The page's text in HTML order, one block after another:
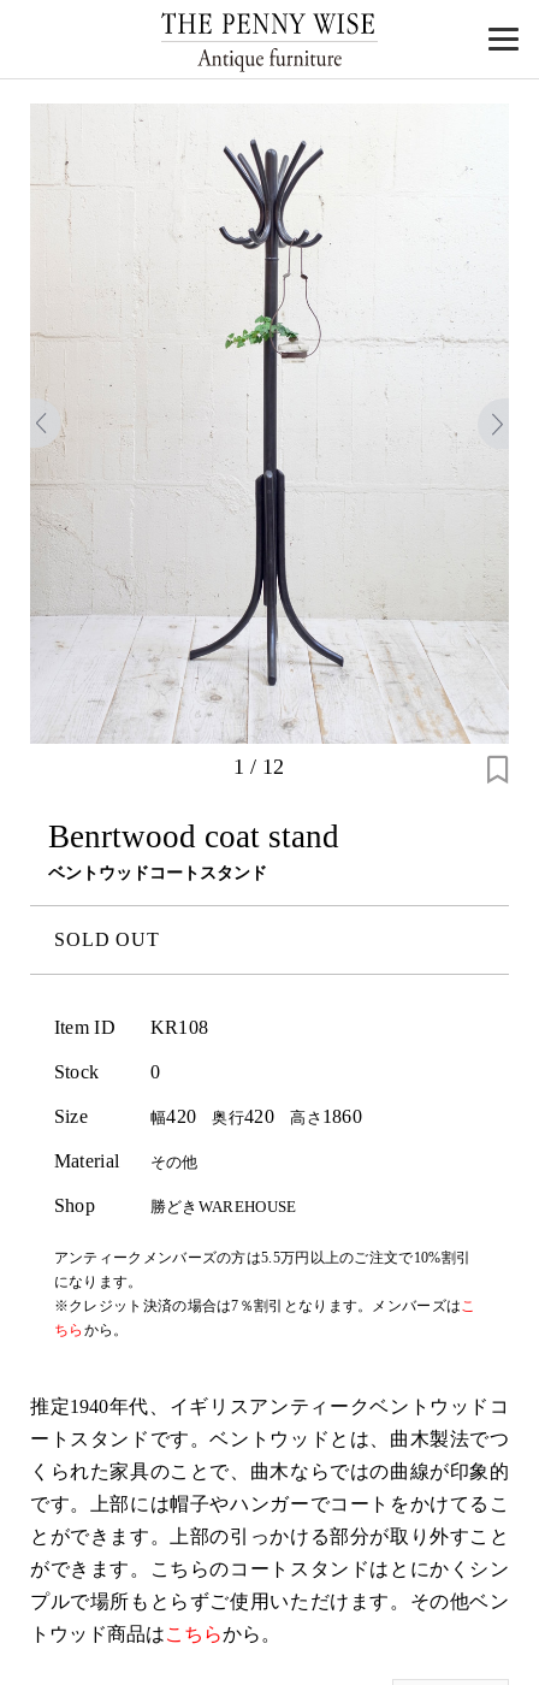
1 / 12
Benrtwood coat stand
ベントウッドコートスタンド
SOLD OUT
Item ID KR108
Stock 0
Size 幅420 奥行420高さ 1860
Material その他
Shop 勝どきWAREHOUSE
アンティークメンバーズの方は5.5万円以上のご注文で10%割引
になります。
※クレジット決済の場合は7％割引となります。メンバーズはこ
ちら から。
推定1940年代、イギリスアンティークベントウッドコ
ートスタンドです。ベントウッドとは、曲木製法でつ
くられた家具のことで、曲木ならではの曲線が印象的
です。上部には帽子やハンガーでコートをかけてるこ
とができます。上部の引っかける部分が取り外すこと
ができます。こちらのコートスタンドはとにかくシン
プルで場所もとらずご使用いただけます。その他ベン
トウッド商品はこちらから。